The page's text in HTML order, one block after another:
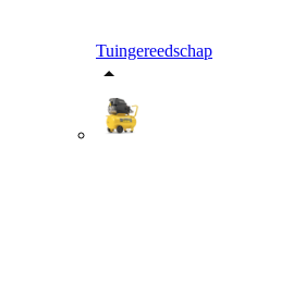
Tuingereedschap